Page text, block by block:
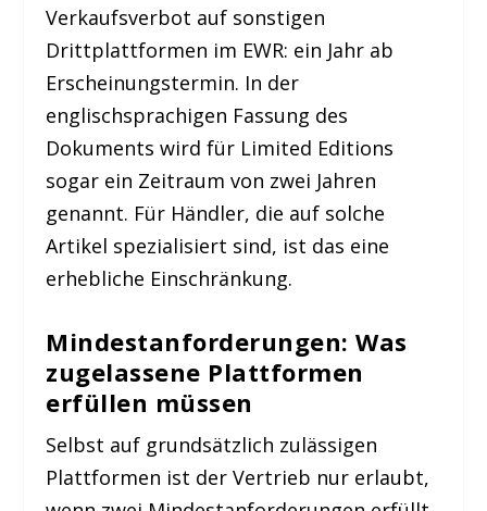
Verkaufsverbot auf sonstigen
Drittplattformen im EWR: ein Jahr ab
Erscheinungstermin. In der
englischsprachigen Fassung des
Dokuments wird für Limited Editions
sogar ein Zeitraum von zwei Jahren
genannt. Für Händler, die auf solche
Artikel spezialisiert sind, ist das eine
erhebliche Einschränkung.
Mindestanforderungen: Was
zugelassene Plattformen
erfüllen müssen
Selbst auf grundsätzlich zulässigen
Plattformen ist der Vertrieb nur erlaubt,